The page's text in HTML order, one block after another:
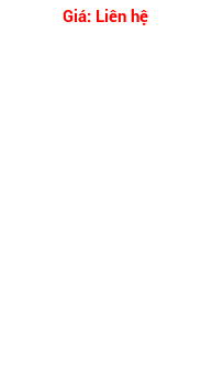
Giá: Liên hệ